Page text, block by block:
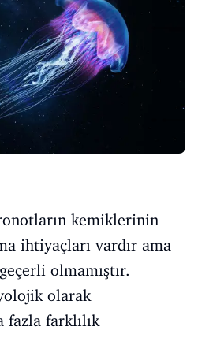
kemiklerinin
ihtiyaçları vardır ama
olmamıştır.
olarak
farklılık